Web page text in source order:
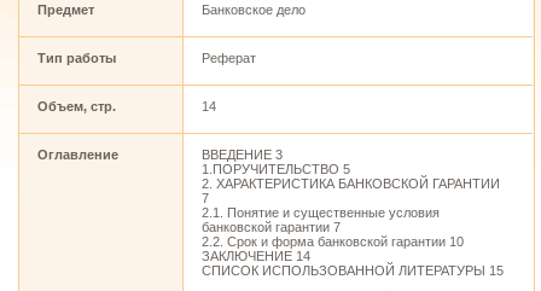
Предмет Банковское дело
Тип работы Реферат
Объем, стр. 14
Оглавление
ВВЕДЕНИЕ 3
1.ПОРУЧИТЕЛЬСТВО 5
2. ХАРАКТЕРИСТИКА БАНКОВСКОЙ ГАРАНТИИ
7
2.1. Понятие и существенные условия
банковской гарантии 7
2.2. Срок и форма банковской гарантии 10
ЗАКЛЮЧЕНИЕ 14
СПИСОК ИСПОЛЬЗОВАННОЙ ЛИТЕРАТУРЫ 15